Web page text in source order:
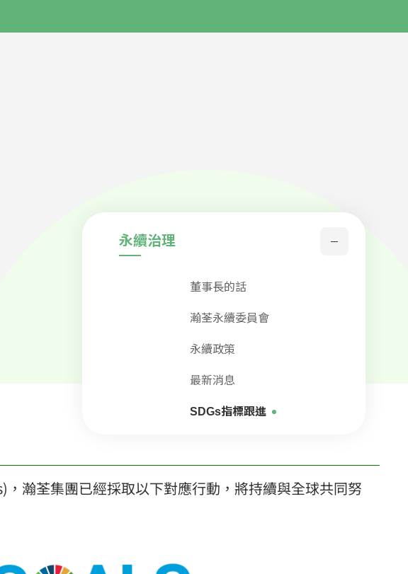
永續治理
董事長的話
瀚荃永續委員會
永續政策
最新消息
SDGs指標跟進
瀚荃集團已經採取以下對應行動，將持續與全球共同努